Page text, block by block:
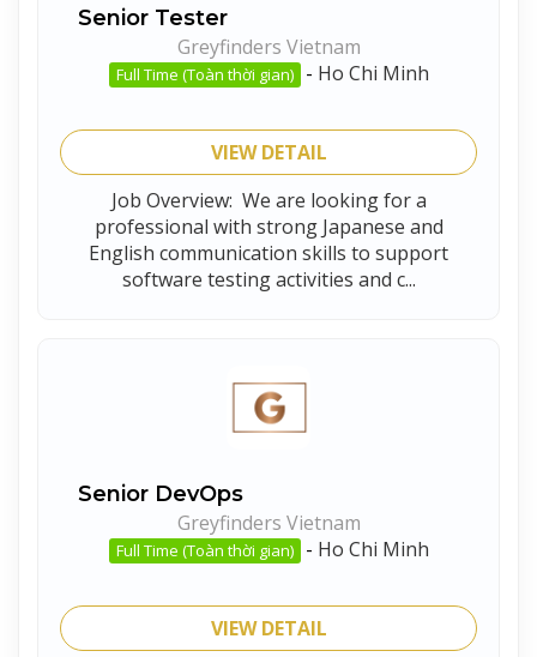
Senior Tester
Greyfinders Vietnam
Full Time (Toàn thời gian) - Ho Chi Minh
VIEW DETAIL
Job Overview: We are looking for a
professional with strong Japanese and
English communication skills to support
software testing activities and c...
Senior DevOps
Greyfinders Vietnam
Full Time (Toàn thời gian) - Ho Chi Minh
VIEW DETAIL